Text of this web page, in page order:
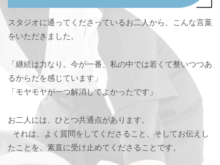
スタジオに通ってくださっているお二人から、こんな言葉
をいただきました。
「継続は力なり。今が一番、私の中では若くて整いつつあ
るからだを感じています」
「モヤモヤが一つ解消してよかったです」
お二人には、ひとつ共通点があります。
それは、よく質問をしてくださること、そしてお伝えし
たことを、素直に受け止めてくださることです。